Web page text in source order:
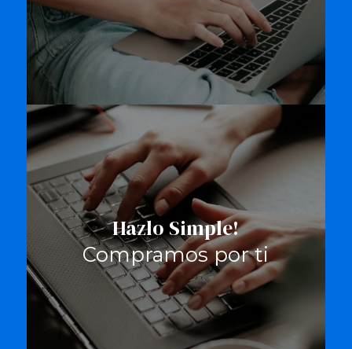
Hazlo Simple!
Compramos por ti